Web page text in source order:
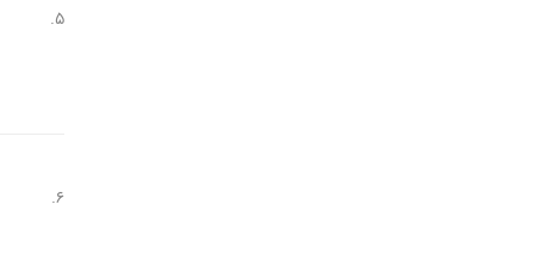
۵.
۶.